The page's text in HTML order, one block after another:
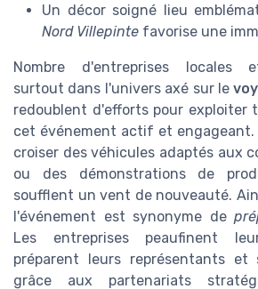
Un décor soigné lieu
Nord Villepinte favorise une
Nombre d'entreprises locales
surtout dans l'univers axé sur le
redoublent d'efforts pour exploiter
cet événement actif et engageant.
croiser des véhicules adaptés aux
ou des démonstrations de
soufflent un vent de nouveauté.
l'événement est synonyme de
Les entreprises peaufinent
préparent leurs représentants et
grâce aux partenariats